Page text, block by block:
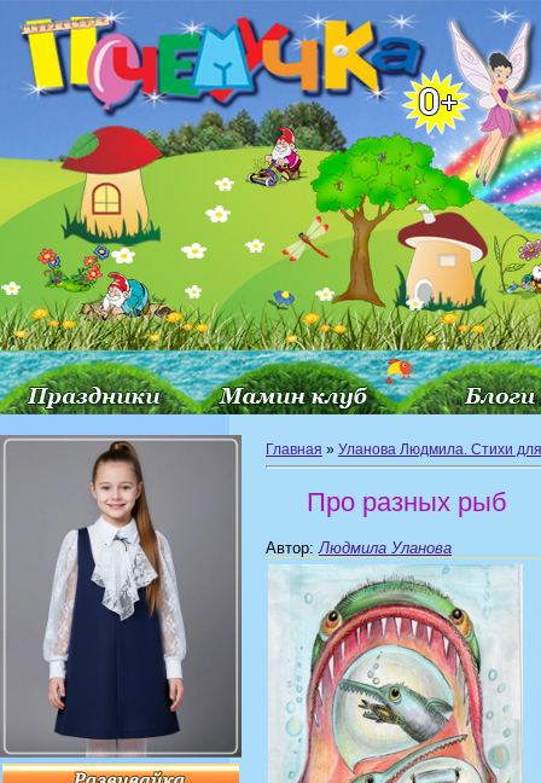
Главная » Уланова Людмила. Стихи
Про разных рыб
Автор: Людмила Уланова